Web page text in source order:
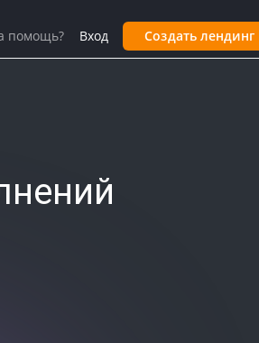
Вход Создать лендинг
помощь?